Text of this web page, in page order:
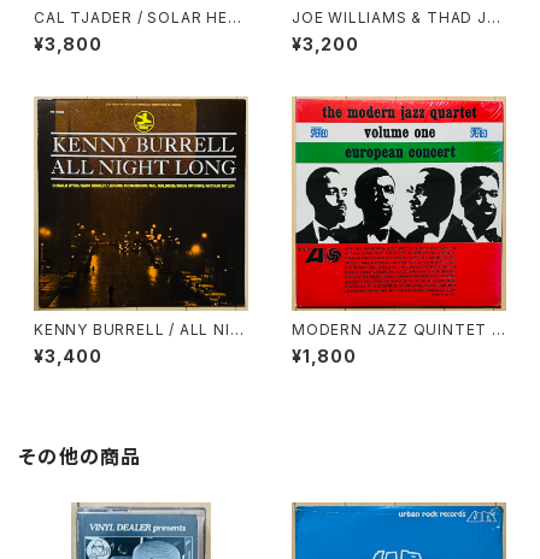
CAL TJADER / SOLAR HEA
T
¥3,800
JOE WILLIAMS & THAD JO
NES / MEL LEWIS ORCHES
TRA(S.T.)
¥3,200
KENNY BURRELL / ALL NIG
HT LONG
¥3,400
MODERN JAZZ QUINTET /
EUROPEAN CONCERT VOL.
1
¥1,800
その他の商品